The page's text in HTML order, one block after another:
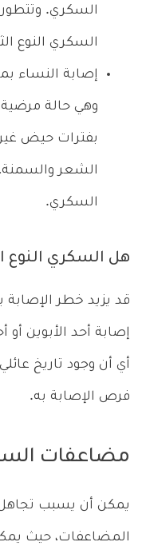
السكري.
السكري النوع
إصابة النساء
وهي حالة
بفترات حيض
الشعر
السكري.
هل السكري النوع
قد يزيد خطر الإصابة
إصابة أحد الأبوين أو
أي أن وجود تاريخ
فرص الإصابة به.
مضاعفات
يمكن أن يسبب
المضاعفات، حيث